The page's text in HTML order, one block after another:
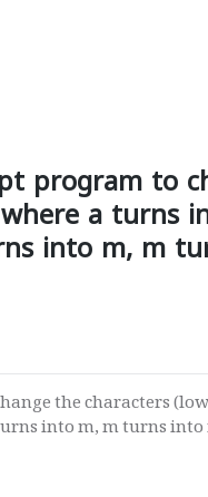
program to
a turns
into m, m
the characters
into m, m turns into